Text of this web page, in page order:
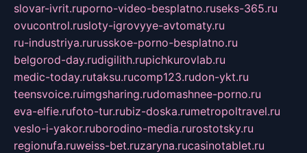
slovar-ivrit.ruporno-video-besplatno.ruseks-365.ru
ovucontrol.rusloty-igrovyye-avtomaty.ru
ru-industriya.rurusskoe-porno-besplatno.ru
belgorod-day.rudigilith.rupichkurovlab.ru
medic-today.rutaksu.rucomp123.rudon-ykt.ru
teensvoice.ruimgsharing.rudomashnee-porno.ru
eva-elfie.rufoto-tur.rubiz-doska.rumetropoltravel.ru
veslo-i-yakor.ruborodino-media.rurostotsky.ru
regionufa.ruweiss-bet.ruzaryna.rucasinotablet.ru